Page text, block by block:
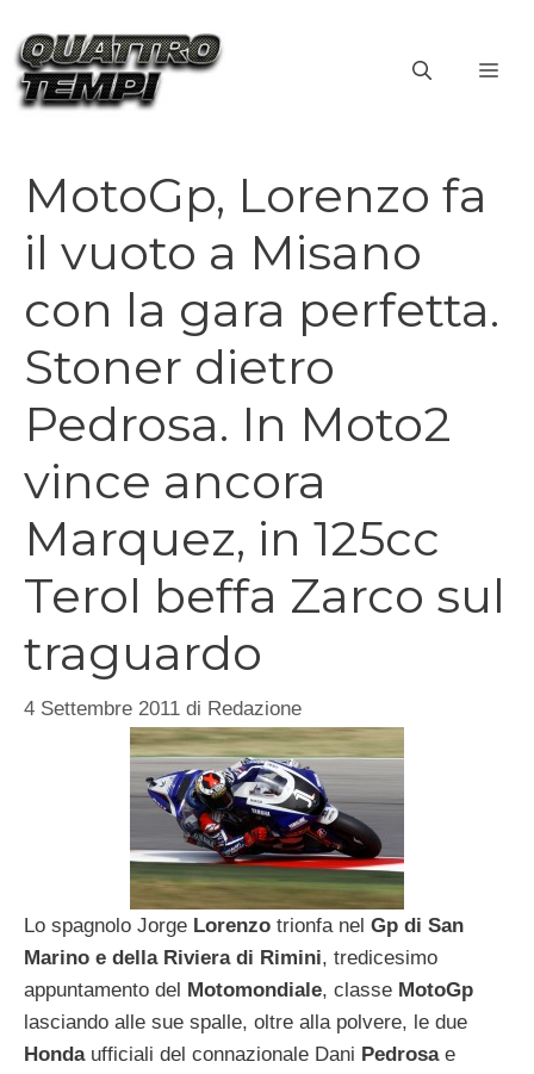
contenuto
MotoGp, Lorenzo fa
il vuoto a Misano
con la gara perfetta.
Stoner dietro
Pedrosa. In Moto2
vince ancora
Marquez, in 125cc
Terol beffa Zarco sul
traguardo
4 Settembre 2011 di Redazione
Lo spagnolo Jorge Lorenzo trionfa nel Gp di San
Marino e della Riviera di Rimini, tredicesimo
appuntamento del Motomondiale, classe MotoGp
lasciando alle sue spalle, oltre alla polvere, le due
Hondaufficiali del connazionale Dani Pedrosae